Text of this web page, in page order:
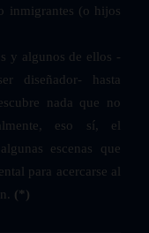
inmigrantes (o hijos
y algunos de ellos -
diseñador- hasta
nada que no
eso sí, el
escenas que
para acercarse al
(*)